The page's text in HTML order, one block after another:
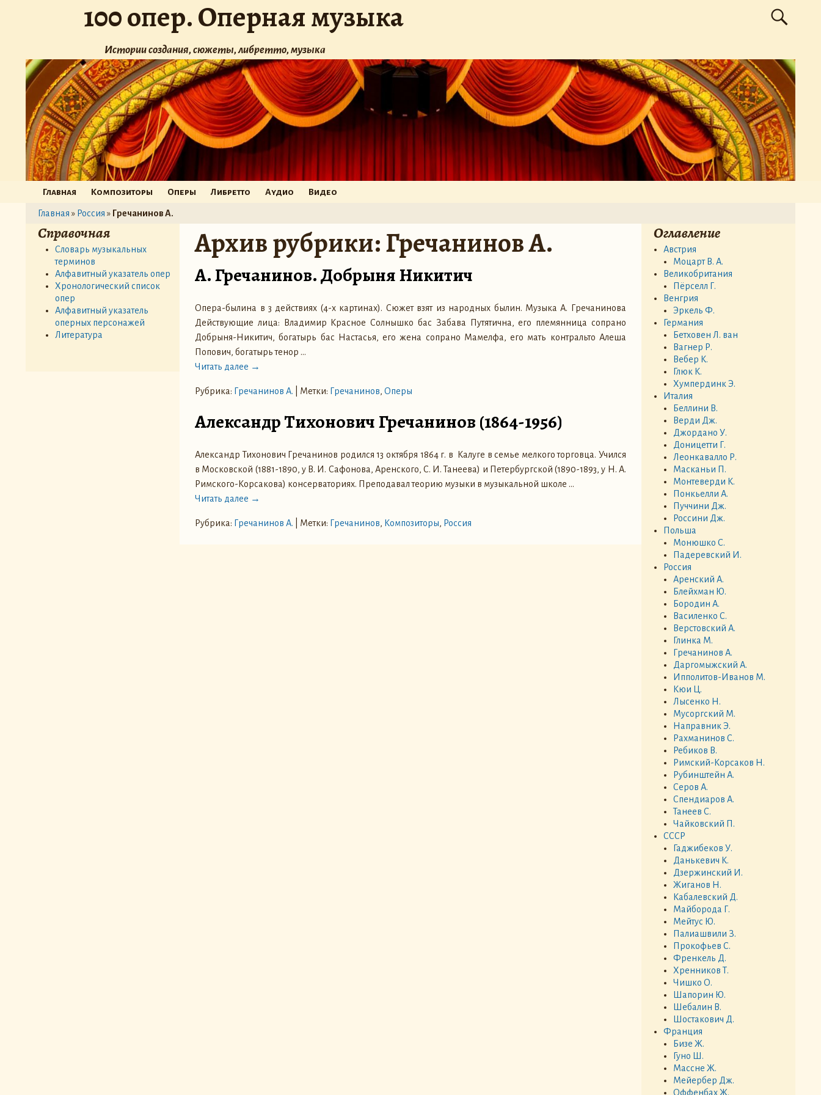
100 опер. Оперная музыка
Истории создания, сюжеты, либретто, музыка
Главная Композиторы Оперы Либретто Аудио Видео
Главная » Россия » Гречанинов А.
Архив рубрики:Гречанинов А.
А. Гречанинов. Добрыня Никитич
Опера-былина в 3 действиях (4-х картинах). Сюжет взят из народных былин. Музыка А. Гречанинова
Действующие лица: Владимир Красное Солнышко бас Забава Путятична, его племянница сопрано
Добрыня-Никитич, богатырь бас Настасья, его жена сопрано Мамелфа, его мать контральто Алеша
Попович, богатырь тенор …
Читать далее →
Рубрика: Гречанинов А. Метки: Гречанинов,Оперы
Александр Тихонович Гречанинов (1864-1956)
Александр Тихонович Гречанинов родился 13 октября 1864 г. в Калуге в семье мелкого торговца. Учился
в Московской (1881-1890, у В. И. Сафонова, Аренского, С. И. Танеева) и Петербургской (1890-1893, у Н. А.
Римского-Корсакова) консерваториях. Преподавал теорию музыки в музыкальной школе …
Читать далее →
Рубрика: Гречанинов А. Метки: Гречанинов, Композиторы, Россия
Справочная
Словарь музыкальных
терминов
Алфавитный указатель опер
Хронологический список
опер
Алфавитный указатель
оперных персонажей
Литература
Оглавление
Австрия
Моцарт В. А.
Великобритания
Пёрселл Г.
Венгрия
Эркель Ф.
Германия
Бетховен Л. ван
Вагнер Р.
Вебер К.
Глюк К.
Хумпердинк Э.
Италия
Беллини В.
Верди Дж.
Джордано У.
Доницетти Г.
Леонкавалло Р.
Масканьи П.
Монтеверди К.
Понкьелли А.
Пуччини Дж.
Россини Дж.
Польша
Монюшко С.
Падеревский И.
Россия
Аренский А.
Блейхман Ю.
Бородин А.
Василенко С.
Верстовский А.
Глинка М.
Гречанинов А.
Даргомыжский А.
Ипполитов-Иванов М.
Кюи Ц.
Лысенко Н.
Мусоргский М.
Направник Э.
Рахманинов С.
Ребиков В.
Римский-Корсаков Н.
Рубинштейн А.
Серов А.
Спендиаров А.
Танеев С.
Чайковский П.
СССР
Гаджибеков У.
Данькевич К.
Дзержинский И.
Жиганов Н.
Кабалевский Д.
Майборода Г.
Мейтус Ю.
Палиашвили З.
Прокофьев С.
Френкель Д.
Хренников Т.
Чишко О.
Шапорин Ю.
Шебалин В.
Шостакович Д.
Франция
Бизе Ж.
Гуно Ш.
Массне Ж.
Мейербер Дж.
Оффенбах Ж.